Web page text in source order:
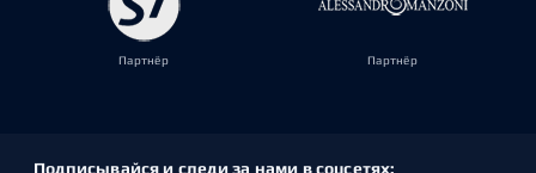
Партнёр Партнёр
Подписывайся и следи за нами в соцсетях: